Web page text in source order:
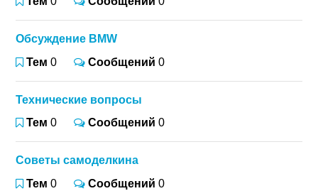
Обсуждение BMW
Тем 0 Сообщений 0
Технические вопросы
Тем 0 Сообщений 0
Советы самоделкина
Тем 0 Сообщений 0